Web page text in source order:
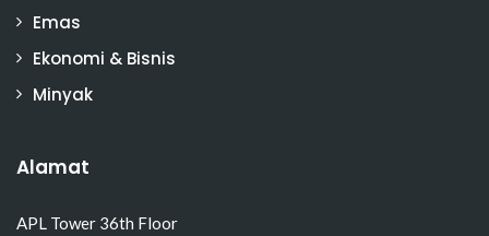
Emas
Ekonomi & Bisnis
Minyak
Alamat
APL Tower 36th Floor